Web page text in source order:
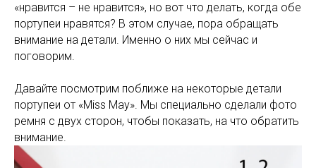
«нравится – не нравится», но вот что делать, когда обе
портупеи нравятся? В этом случае, пора обращать
внимание на детали. Именно о них мы сейчас и
поговорим.
Давайте посмотрим поближе на некоторые детали
портупеи от «Miss May». Мы специально сделали фото
ремня с двух сторон, чтобы показать, на что обратить
внимание.